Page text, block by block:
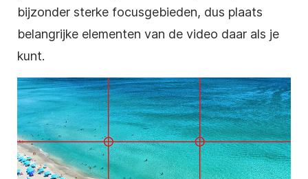
bijzonder sterke focusgebieden, dus plaats
belangrijke elementen van de video daar als je
kunt.